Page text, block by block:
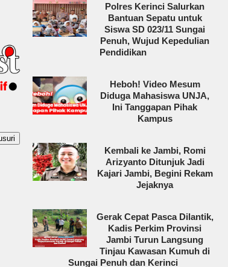
Polres Kerinci Salurkan
Bantuan Sepatu untuk
Siswa SD 023/11 Sungai
Penuh, Wujud Kepedulian
Pendidikan
Heboh! Video Mesum
Diduga Mahasiswa UNJA,
Ini Tanggapan Pihak
Kampus
Kembali ke Jambi, Romi
Arizyanto Ditunjuk Jadi
Kajari Jambi, Begini Rekam
Jejaknya
Gerak Cepat Pasca Dilantik,
Kadis Perkim Provinsi
Jambi Turun Langsung
Tinjau Kawasan Kumuh di
Sungai Penuh dan Kerinci